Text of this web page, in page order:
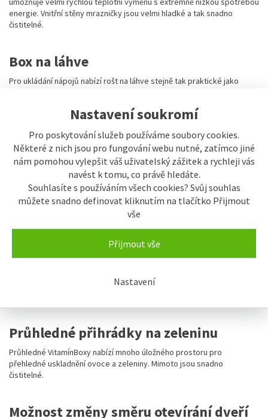
Nastavení soukromí
Pro poskytování služeb používáme soubory cookies.
Některé z nich jsou pro fungování webu nutné, zatímco jiné
nám pomohou vylepšit váš uživatelský zážitek a rychleji vás
navést k tomu, co právě hledáte.
Souhlasíte s používáním všech cookies? Svůj souhlas
můžete snadno definovat kliknutím na tlačítko Přijmout
vše
Přijmout vše
Nastavení
energie. Vnitřní stěny mrazničky jsou velmi hladké a tak snadno
čistitelné.
Box na láhve
Pro ukládání nápojů nabízí rošt na láhve stejně tak praktické jako
FrostSafe
U FrostSafe jsou extra vysoké a vyjímatelné úložné boxy navzájem
kompaktní a dokola uzavřené. Proto mráz při otevření přístroje tak
rychle neuniká. Průhledná čela boxů zaručují optimální přehled o
uložených mražených produktech.
Ve všech mrazničkách s technologiemi NoFrost, nebo SmartFrost
mohou být díky variabilnímu prostorovému řešení VarioSpace úložné
boxy a skleněné úložné police mezi nimi snadno vyjmuty a vytvořen
přizpůsobit místo pro uložení objemných potravin, například celé
Průhledné přihrádky na zeleninu
Průhledné VitamínBoxy nabízí mnoho úložného prostoru pro
přehledné uskladnění ovoce a zeleniny. Mimoto jsou snadno
čistitelné.
Možnost změny směru otevírání dveří